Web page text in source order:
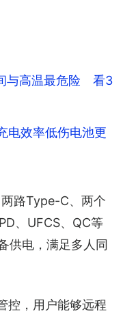
与高温最危险 看3
电效率低伤电池更
路Type-C、两个
、UFCS、QC等
供电，满足多人同
控，用户能够远程